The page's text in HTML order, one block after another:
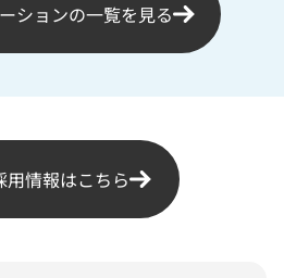
ションの一覧を見る
用情報はこちら